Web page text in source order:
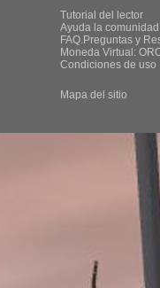
Tutorial del lector
Ayuda la
FAQ.Preguntas y
Moneda Virtual:
Condiciones de uso
Mapa del sitio